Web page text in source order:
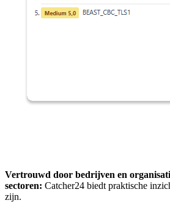
Vertrouwd door bedrijven en
sectoren: Catcher24 biedt praktische
zijn.